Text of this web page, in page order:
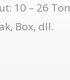
10 – 26 Ton
Box, dll.